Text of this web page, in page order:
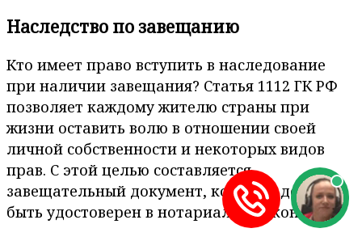
Наследство по завещанию
Кто имеет право вступить в наследование
при наличии завещания? Статья 1112 ГК РФ
позволяет каждому жителю страны при
жизни оставить волю в отношении своей
личной собственности и некоторых видов
прав. С этой целью составляется
завещательный документ, который должен
быть удостоверен в нотариальной конторе.